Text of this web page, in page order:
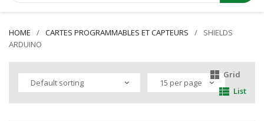
HOME CARTES PROGRAMMABLES ET CAPTEURS
SHIELDS
ARDUINO
Grid
List